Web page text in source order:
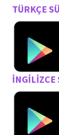
TÜRKÇE
İNGİLİZCE